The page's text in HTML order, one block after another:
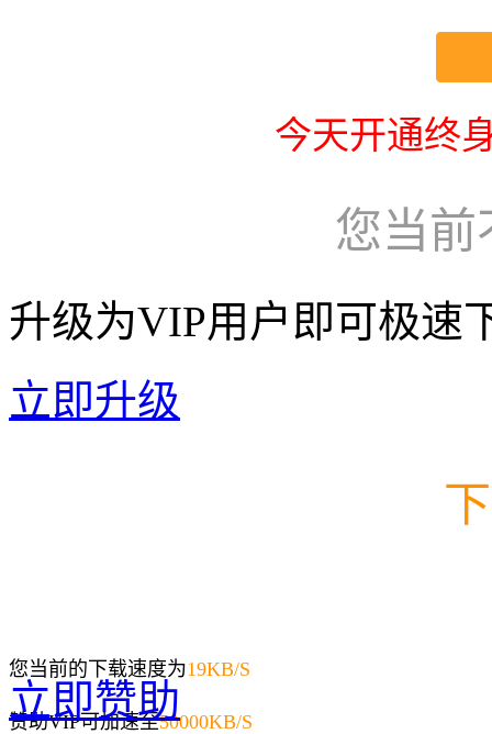
今天开通终
您当前
升级为VIP用户即可极速
立即升级
您当前的下载速度为19KB/S
赞助VIP可加速至50000KB/S
立即赞助